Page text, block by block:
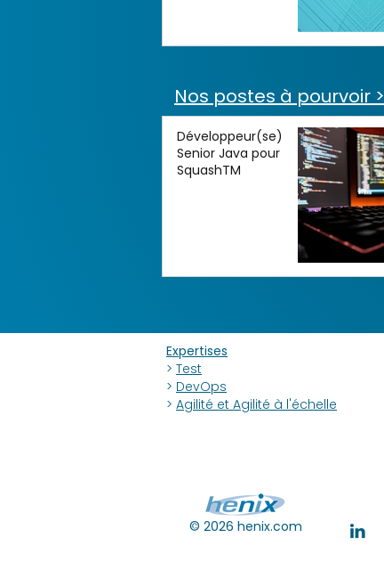
Nos postes à pourvoir >
Développeur(se)
Senior Java pour
SquashTM
Expertises
> Test
> DevOps
> Agilité et Agilité à l'échelle
© 2026 henix.com